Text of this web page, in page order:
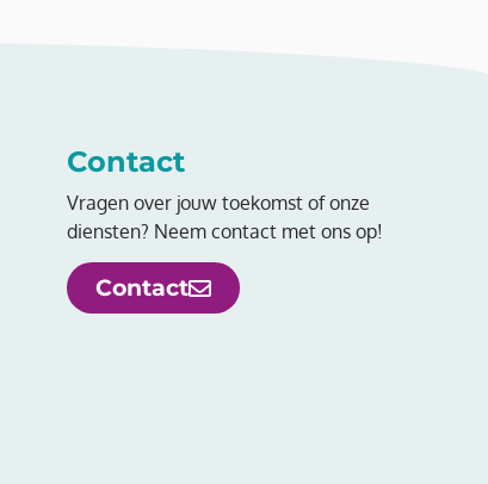
Contact
Vragen over jouw toekomst of onze
diensten? Neem contact met ons op!
Contact